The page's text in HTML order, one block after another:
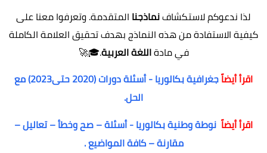
لذا ندعوكم لاستكشافنماذجنا المتقدمة. وتعرفوا معنا على
كيفية الاستفادة من هذه النماذج بهدف تحقيق العلامة الكاملة
في مادةاللغة العربية.🎓🚀
اقرأ أيضاً
جغرافية بكالوريا - أسئلة دورات (2020 حتى2023) مع
الحل.
اقرأ أيضاً نوطة وطنية بكالوريا - أسئلة – صح وخطأ – تعاليل –
مقارنة – كافة المواضيع .